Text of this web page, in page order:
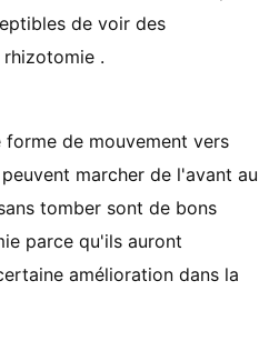
de voir des
.
de mouvement vers
marcher de l'avant au
tomber sont de bons
parce qu'ils auront
amélioration dans la